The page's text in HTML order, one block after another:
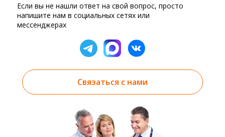
Если вы не нашли ответ на свой вопрос, просто
напишите нам в социальных сетях или
мессенджерах
Связаться с нами